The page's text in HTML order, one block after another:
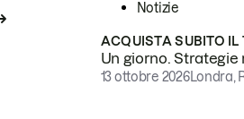
Notizie
ACQUISTA SUBITO IL
Un giorno.
13 ottobre 2026Londra,